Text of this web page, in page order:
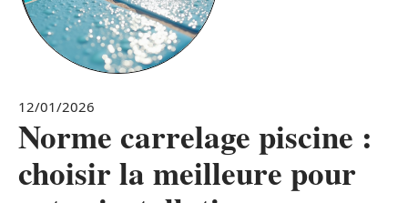
12/01/2026
Norme carrelage piscine :
choisir la meilleure pour